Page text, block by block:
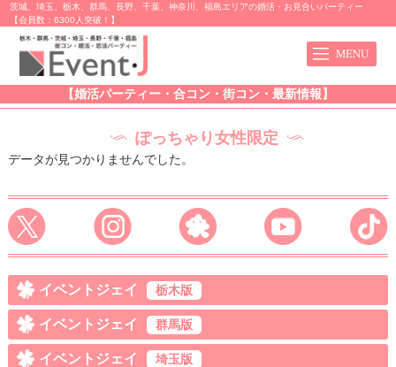
茨城、埼玉、栃木、群馬、長野、千葉、神奈川、福島エリアの婚活・お見合いパーティー
【会員数：6300人突破！】
【婚活パーティー・合コン・街コン・最新情報】
ぽっちゃり女性限定
データが見つかりませんでした。
イベントジェイ 栃木版
イベントジェイ 群馬版
イベントジェイ 埼玉版